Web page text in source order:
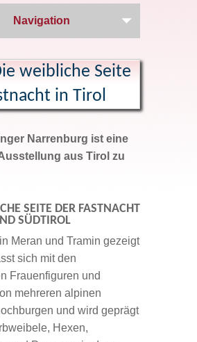
Navigation
weibliche Seite
in Tirol
Narrenburg ist eine
aus Tirol zu
SEITE DER FASTNACHT
SÜDTIROL
Meran und Tramin gezeigt
sich mit den
Frauenfiguren und
mehreren alpinen
und wird geprägt
Hexen,